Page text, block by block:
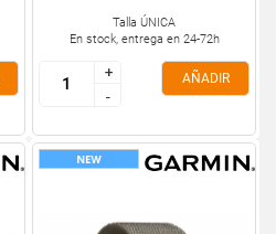
Talla ÚNICA
En stock, entrega en 24-72h
+
-
+
-
AÑADIR